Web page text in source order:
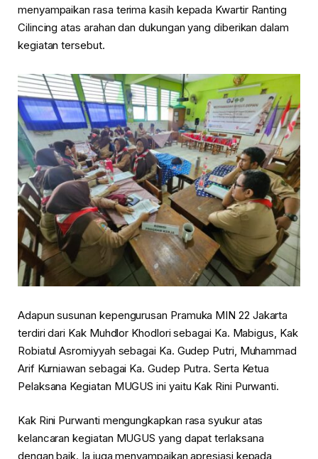
menyampaikan rasa terima kasih kepada Kwartir Ranting
Cilincing atas arahan dan dukungan yang diberikan dalam
kegiatan tersebut.
Adapun susunan kepengurusan Pramuka MIN 22 Jakarta
terdiri dari Kak Muhdlor Khodlori sebagai Ka. Mabigus, Kak
Robiatul Asromiyyah sebagai Ka. Gudep Putri, Muhammad
Arif Kurniawan sebagai Ka. Gudep Putra. Serta Ketua
Pelaksana Kegiatan MUGUS ini yaitu Kak Rini Purwanti.
Kak Rini Purwanti mengungkapkan rasa syukur atas
kelancaran kegiatan MUGUS yang dapat terlaksana
dengan baik. Ia juga menyampaikan apresiasi kepada